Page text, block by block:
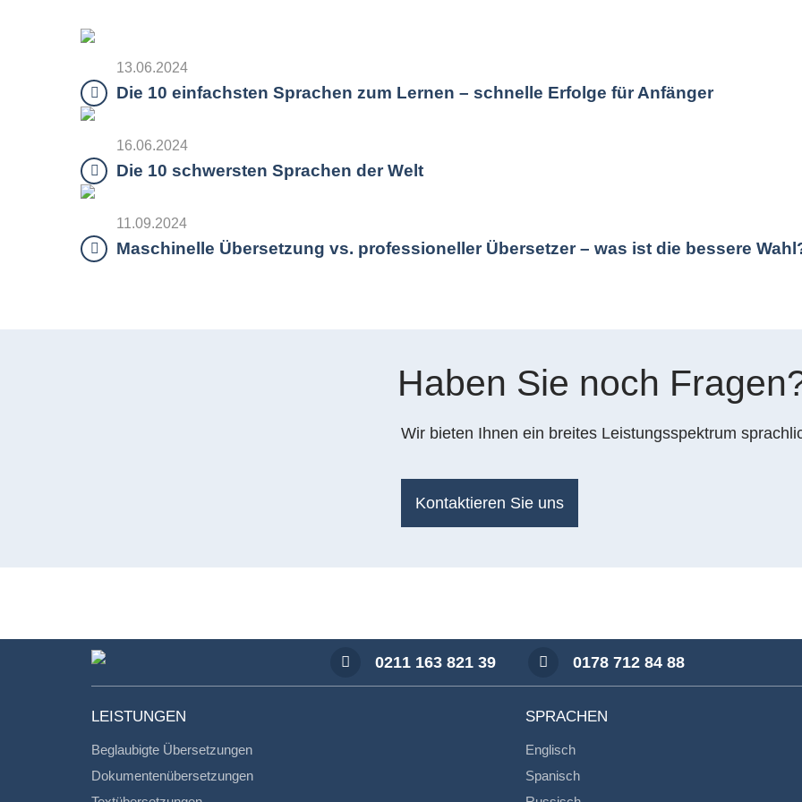
13.06.2024
Die 10 einfachsten Sprachen zum Lernen – schnelle Erfolge für Anfänger
16.06.2024
Die 10 schwersten Sprachen der Welt
11.09.2024
Maschinelle Übersetzung vs. professioneller Übersetzer – was ist die bessere
Haben Sie noch
Wir bieten Ihnen ein breites Leistungsspektrum
Kontaktieren Sie uns
0211 163 821 39 0178 712 84 88
LEISTUNGEN
Beglaubigte Übersetzungen
Dokumentenübersetzungen
SPRACHEN
Englisch
Spanisch